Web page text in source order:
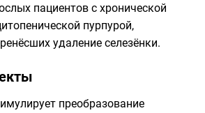
пациентов с хронической
пурпурой,
удаление селезёнки.
преобразование